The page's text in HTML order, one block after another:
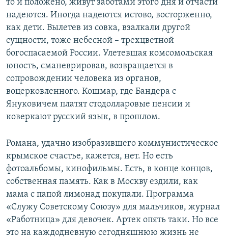
то и положено, живут заботами этого дня и отчасти
надеются. Иногда надеются истово, восторженно,
как дети. Вылетев из совка, взалкали другой
сущности, тоже небесной – трехцветной
богоспасаемой России. Улетевшая комсомольская
юность, сманеврировав, возвращается в
сопровождении человека из органов,
воцерковленного. Кошмар, где Бандера с
Януковичем платят стодолларовые пенсии и
коверкают русский язык, в прошлом.
Романа, удачно изобразившего коммунистическое
крымское счастье, кажется, нет. Но есть
фотоальбомы, кинофильмы. Есть, в конце концов,
собственная память. Как в Москву ездили, как
мама с папой лимонад покупали. Программа
«Служу Советскому Союзу» для мальчиков, журнал
«Работница» для девочек. Артек опять таки. Но все
это на каждодневную сегодняшнюю жизнь не